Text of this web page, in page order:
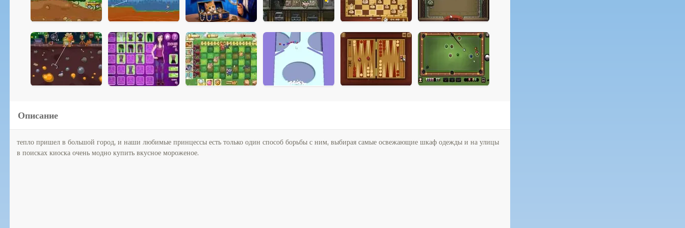
Описание
тепло пришел в большой город, и наши любимые принцессы есть только один способ борьбы с ним, выбирая самые освежающие шкаф одежды и на улицы
в поисках киоска очень модно купить вкусное мороженое.